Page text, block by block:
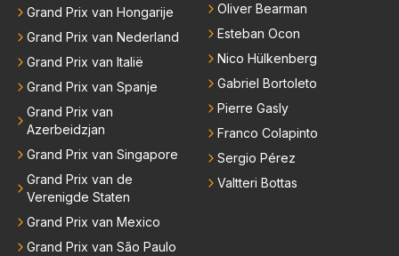
Grand Prix van Hongarije
Grand Prix van Nederland
Grand Prix van Italië
Grand Prix van Spanje
Grand Prix van
Azerbeidzjan
Grand Prix van Singapore
Grand Prix van de
Verenigde Staten
Grand Prix van Mexico
Grand Prix van São Paulo
Oliver Bearman
Esteban Ocon
Nico Hülkenberg
Gabriel Bortoleto
Pierre Gasly
Franco Colapinto
Sergio Pérez
Valtteri Bottas